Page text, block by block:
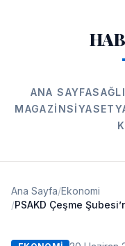
ANA SAYFA
MAGAZINSIYASET
Ana Sayfa/Ekonomi
/